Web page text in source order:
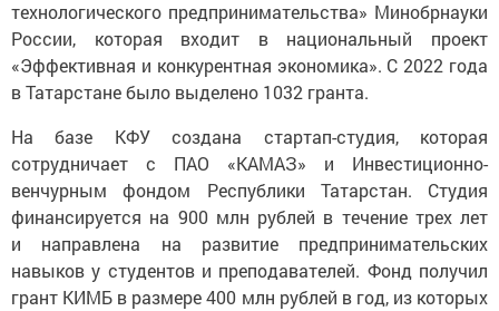
технологического предпринимательства» Минобрнауки
России, которая входит в национальный проект
«Эффективная и конкурентная экономика». С 2022 года
в Татарстане было выделено 1032 гранта.
На базе КФУ создана стартап-студия, которая
сотрудничает с ПАО «КАМАЗ» и Инвестиционно-
венчурным фондом Республики Татарстан. Студия
финансируется на 900 млн рублей в течение трех лет
и направлена на развитие предпринимательских
навыков у студентов и преподавателей. Фонд получил
грант КИМБ в размере 400 млн рублей в год, из которых